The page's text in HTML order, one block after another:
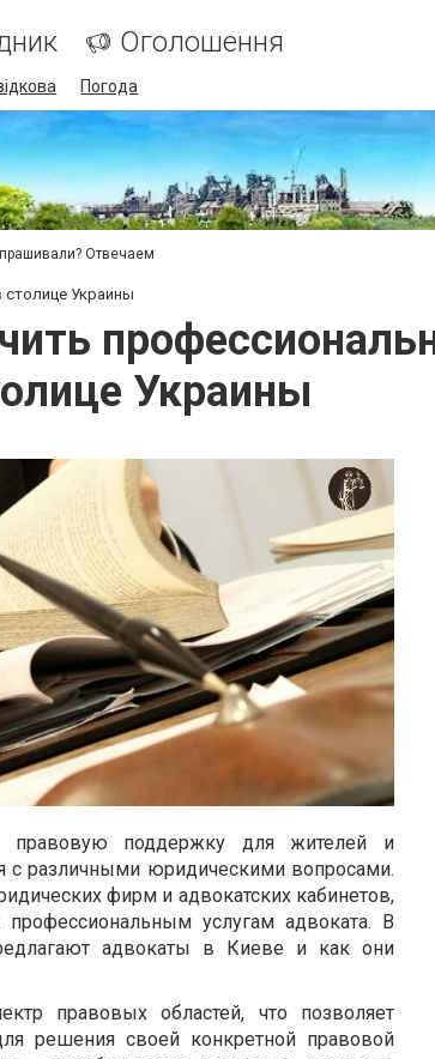
Оголошення
Погода
Отвечаем
Украины
Украины
правовую поддержку для жителей и
с различными юридическими вопросами.
фирм и адвокатских кабинетов,
услугам адвоката. В
адвокаты в Киеве и как они
правовых областей, что позволяет
решения своей конкретной правовой